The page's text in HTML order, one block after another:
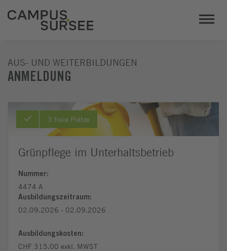
AUS- UND WEITERBILDUNGEN
ANMELDUNG
3 freie Plätze
Grünpflege im Unterhaltsbetrieb
Nummer:
4474 A
Ausbildungszeitraum:
02.09.2026 - 02.09.2026
Ausbildungskosten:
CHF 315.00 exkl. MWST